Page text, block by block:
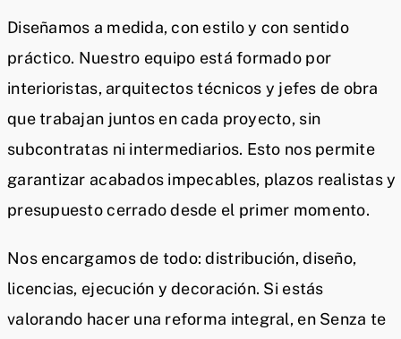
Diseñamos a medida, con estilo y con sentido
práctico. Nuestro equipo está formado por
interioristas, arquitectos técnicos y jefes de obra
que trabajan juntos en cada proyecto, sin
subcontratas ni intermediarios. Esto nos permite
garantizar acabados impecables, plazos realistas y
presupuesto cerrado desde el primer momento.
Nos encargamos de todo: distribución, diseño,
licencias, ejecución y decoración. Si estás
valorando hacer una reforma integral, en Senza te